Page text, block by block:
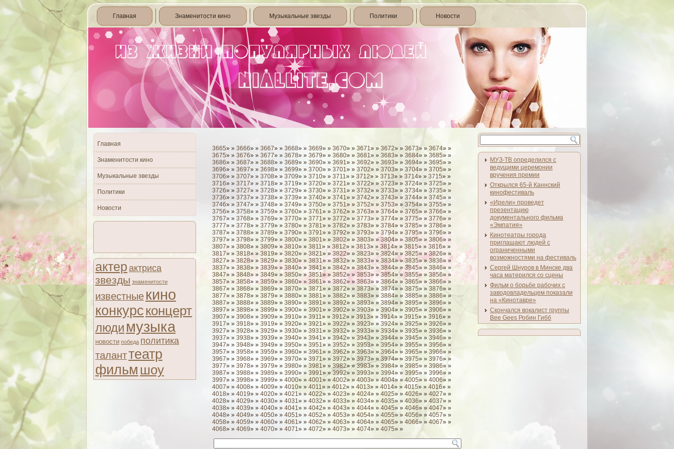
Главная Знаменитости кино Музыкальные звезды Политики Новости
Главная
Знаменитости кино
Музыкальные звезды
Политики
Новости
актер актриса
звезды знаменитости
известные кино
конкурсконцерт
люди музыка
новости победа политика
таланттеатр
фильм шоу
3665» » 3666» » 3667» » 3668» » 3669» » 3670» » 3671» » 3672» » 3673» » 3674» »
3675» » 3676» » 3677» » 3678» » 3679» » 3680» » 3681» » 3683» » 3684» » 3685» »
3686» » 3687» » 3688» » 3689» » 3690» » 3691» » 3692» » 3693» » 3694» » 3695» »
3696» » 3697» » 3698» » 3699» » 3700» » 3701» » 3702» » 3703» » 3704» » 3705» »
3706» » 3707» » 3708» » 3709» » 3710» » 3711» » 3712» » 3713» » 3714» » 3715» »
3716» » 3717» » 3718» » 3719» » 3720» » 3721» » 3722» » 3723» » 3724» » 3725» »
3726» » 3727» » 3728» » 3729» » 3730» » 3731» » 3732» » 3733» » 3734» » 3735» »
3736» » 3737» » 3738» » 3739» » 3740» » 3741» » 3742» » 3743» » 3744» » 3745» »
3746» » 3747» » 3748» » 3749» » 3750» » 3751» » 3752» » 3753» » 3754» » 3755» »
3756» » 3758» » 3759» » 3760» » 3761» » 3762» » 3763» » 3764» » 3765» » 3766» »
3767» » 3768» » 3769» » 3770» » 3771» » 3772» » 3773» » 3774» » 3775» » 3776» »
3777» » 3778» » 3779» » 3780» » 3781» » 3782» » 3783» » 3784» » 3785» » 3786» »
3787» » 3788» » 3789» » 3790» » 3791» » 3792» » 3793» » 3794» » 3795» » 3796» »
3797» » 3798» » 3799» » 3800» » 3801» » 3802» » 3803» » 3804» » 3805» » 3806» »
3807» » 3808» » 3809» » 3810» » 3811» » 3812» » 3813» »3814» » 3815» » 3816» »
3817» » 3818» » 3819» » 3820» » 3821» » 3822» » 3823» » 3824» » 3825» » 3826» »
3827» » 3828» » 3829» » 3830» » 3831» »3832» » 3833» »3834» »3835» » 3836» »
3837» » 3838» » 3839» » 3840» »3841» » 3842» » 3843» » 3844» »3845» » 3846» »
3847» » 3848» » 3849» » 3850» » 3851» » 3852» » 3853» » 3854» » 3855» » 3856» »
3857» » 3858» » 3859» » 3860» » 3861» » 3862» » 3863» » 3864» » 3865» » 3866» »
3867» » 3868» » 3869» » 3870» » 3871» » 3872» » 3873» » 3874» » 3875» » 3876» »
3877» » 3878» » 3879» » 3880» » 3881» » 3882» » 3883» » 3884» » 3885» » 3886» »
3887» » 3888» » 3889» » 3890» » 3891» » 3892» » 3893» » 3894» » 3895» » 3896» »
3897» » 3898» » 3899» » 3900» » 3901» » 3902» » 3903» » 3904» » 3905» » 3906» »
3907» » 3908» » 3909» » 3910» » 3911» » 3912» » 3913» » 3914» » 3915» » 3916» »
3917» » 3918» » 3919» » 3920» » 3921» » 3922» » 3923» » 3924» » 3925» » 3926» »
3927» » 3928» » 3929» » 3930» » 3931» » 3932» » 3933» » 3934» » 3935» » 3936» »
3937» » 3938» » 3939» » 3940» » 3941» » 3942» » 3943» » 3944» » 3945» » 3946» »
3947» » 3948» » 3949» » 3950» » 3951» » 3952» » 3953» » 3954» » 3955» » 3956» »
3957» » 3958» » 3959» » 3960» » 3961» » 3962» » 3963» »3964» » 3965» » 3966» »
3967» » 3968» » 3969» » 3970» » 3971» » 3972» » 3973» »3974» » 3975» » 3976» »
3977» » 3978» » 3979» » 3980» » 3981» » 3982» »3983» » 3984» » 3985» » 3986» »
3987» » 3988» » 3989» » 3990» » 3991» »3992» » 3993» » 3994» » 3995» » 3996» »
3997» » 3998» » 3999» » 4000» » 4001» » 4002» » 4003» » 4004» » 4005» » 4006» »
4007» » 4008» » 4009» » 4010» » 4011» » 4012» » 4013» » 4014» » 4015» » 4016» »
4018» » 4019» » 4020» » 4021» » 4022» » 4023» » 4024» » 4025» » 4026» » 4027» »
4028» » 4029» » 4030» » 4031» » 4032» » 4033» » 4034» » 4035» » 4036» » 4037» »
4038» » 4039» » 4040» » 4041» » 4042» » 4043» » 4044» » 4045» » 4046» » 4047» »
4048» » 4049» » 4050» » 4051» » 4052» » 4053» » 4054» » 4055» » 4056» » 4057» »
4058» » 4059» » 4060» » 4061» » 4062» » 4063» » 4064» » 4065» » 4066» » 4067» »
4068» » 4069» » 4070» » 4071» » 4072» » 4073» » 4074» » 4075» »
МУЗ-ТВ определился с
ведущими церемонии
вручения премии
Открылся 65-й Каннский
кинофестиваль
«Ирели» проведет
презентацию
документального фильма
«Эмпатия»
Кинотеатры города
приглашают людей с
ограниченными
возможностями на фестиваль
Сергей Шнуров в Минске два
часа матерился со сцены
Фильм о борьбе рабочих с
заводовладельцем показали
на «Кинотавре»
Скончался вокалист группы
Bee Gees Робин Гибб